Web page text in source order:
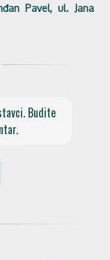
Pavel, ul. Jana
Budite